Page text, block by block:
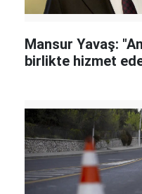
Mansur Yavaş:
birlikte hizmet